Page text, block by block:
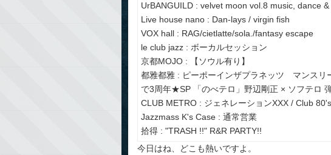
UrBANGUILD : velvet moon vol.8 music, dance
Live house nano : Dan-lays / virgin fish
VOX hall : RAG/cietlatte/sola./fantasy escape
le club jazz : ボーカルセッション
京都MOJO : 【ソウル有り】
都雅都雅 : ピーポーインザプラネッツ マンスリ
で3周年★SP 「のべテロ」野辺剛正 × ソフテロ
CLUB METRO : ジェネレーションXXX / Club
Jazzmass K's Case : 通常営業
拾得 : "TRASH !!" R&R PARTY!!
今日はね、どこも熱いですよ。